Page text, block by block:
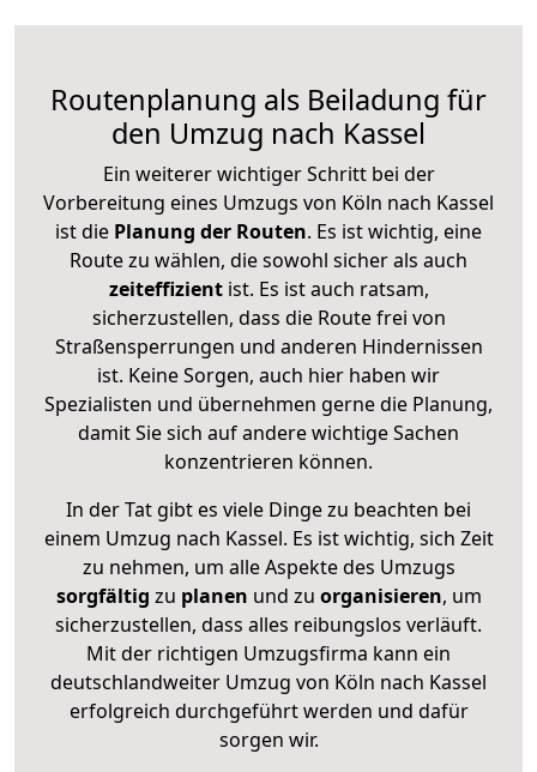
Routenplanung als Beiladung für
den Umzug nach Kassel
Ein weiterer wichtiger Schritt bei der
Vorbereitung eines Umzugs von Köln nach Kassel
ist die Planung der Routen. Es ist wichtig, eine
Route zu wählen, die sowohl sicher als auch
zeiteffizientist. Es ist auch ratsam,
sicherzustellen, dass die Route frei von
Straßensperrungen und anderen Hindernissen
ist. Keine Sorgen, auch hier haben wir
Spezialisten und übernehmen gerne die Planung,
damit Sie sich auf andere wichtige Sachen
konzentrieren können.
In der Tat gibt es viele Dinge zu beachten bei
einem Umzug nach Kassel. Es ist wichtig, sich Zeit
zu nehmen, um alle Aspekte des Umzugs
sorgfältig zu planen und zu organisieren, um
sicherzustellen, dass alles reibungslos verläuft.
Mit der richtigen Umzugsfirma kann ein
deutschlandweiter Umzug von Köln nach Kassel
erfolgreich durchgeführt werden und dafür
sorgen wir.